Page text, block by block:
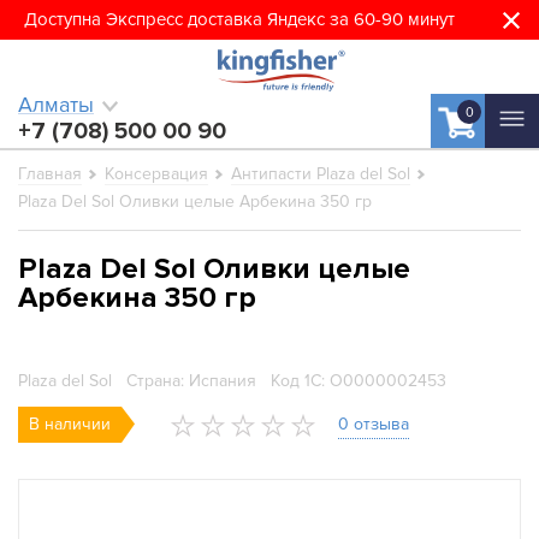
Доступна Экспресс доставка Яндекс за 60-90 минут
0
Алматы
+7 (708) 500 00 90
Главная Консервация
Антипасти Plaza del Sol
Plaza Del Sol Оливки целые Арбекина 350 гр
Plaza Del Sol Оливки целые
Арбекина 350 гр
Plaza del Sol Страна: Испания Код 1С: О0000002453
В наличии 0 отзыва